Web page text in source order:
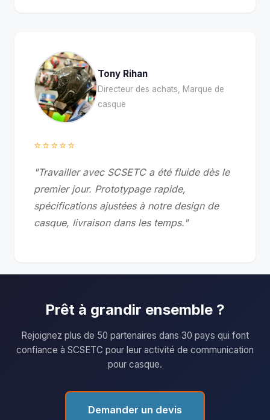
Tony Rihan
Directeur des achats, Marque de
casque
⭐⭐⭐⭐⭐
"Travailler avec SCSETC a été fluide dès le
premier jour. Prototypage rapide,
spécifications ajustées à notre design de
casque, livraison dans les temps."
Prêt à grandir ensemble ?
Rejoignez plus de 50 partenaires dans 30 pays qui font
confiance à SCSETC pour leur activité de communication
pour casque.
Demander un devis